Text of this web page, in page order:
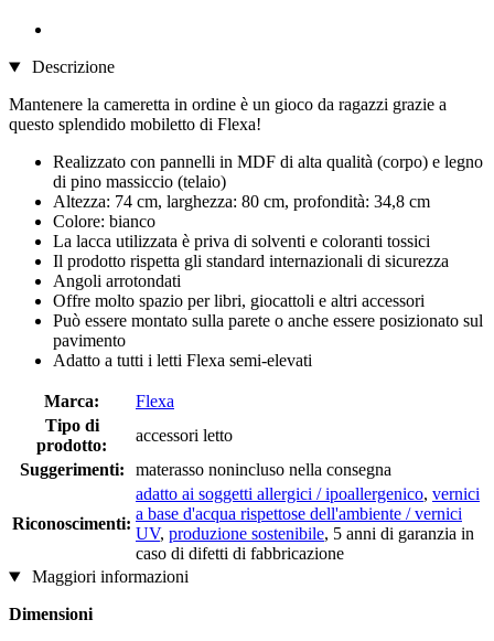
Descrizione
Mantenere la cameretta in ordine è un gioco da ragazzi grazie a
questo splendido mobiletto di Flexa!
Realizzato con pannelli in MDF di alta qualità (corpo) e legno
di pino massiccio (telaio)
Altezza: 74 cm, larghezza: 80 cm, profondità: 34,8 cm
Colore: bianco
La lacca utilizzata è priva di solventi e coloranti tossici
Il prodotto rispetta gli standard internazionali di sicurezza
Angoli arrotondati
Offre molto spazio per libri, giocattoli e altri accessori
Può essere montato sulla parete o anche essere posizionato sul
pavimento
Adatto a tutti i letti Flexa semi-elevati
Marca:
Flexa
Tipo di
prodotto:
accessori letto
Suggerimenti:
materasso nonincluso nella consegna
Riconoscimenti:
adatto ai soggetti allergici / ipoallergenico, vernici
a base d'acqua rispettose dell'ambiente / vernici
UV, produzione sostenibile, 5 anni di garanzia in
caso di difetti di fabbricazione
Maggiori informazioni
Dimensioni